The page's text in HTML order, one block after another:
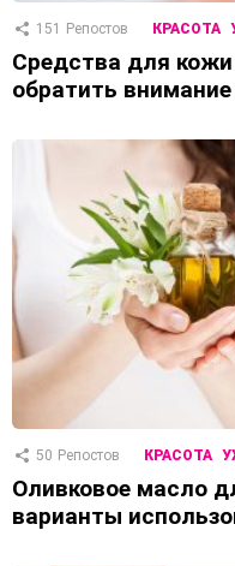
151 Репостов КРАСОТА
Средства для кожи
обратить
50 Репостов КРАСОТА
Оливковое масло
варианты